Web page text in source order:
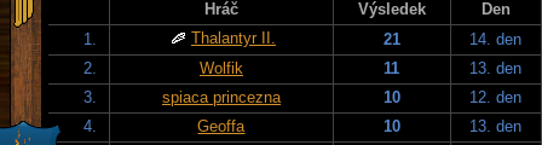
Hráč Výsledek
Den
1.
Thalantyr II. 21
14. den
2.
Wolfik 11
13. den
3.
spiaca princezna 10
12. den
4.
Geoffa 10
13. den